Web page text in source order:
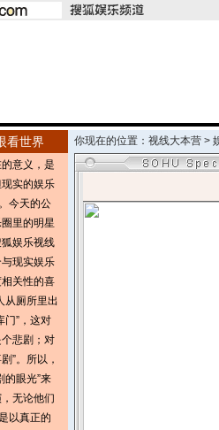
看世界
意义，是
实的娱乐
今天的公
里的明星
娱乐视线
现实娱乐
关性的喜
从厕所里出
门”，这对
悲剧；对
”。所以，
的眼光”来
无论他们
以真正的
你现在的位置： 视线大本营 >